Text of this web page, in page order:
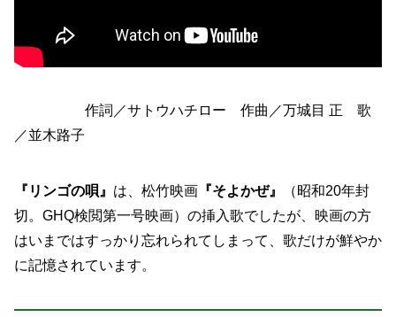
作詞／サトウハチロー 作曲 ／万城目 正 歌
／並木路子
『 リンゴの唄』 は、松竹映画 『そよかぜ』
（昭和20年封
切。GHQ検閲第一号映画）の挿入歌でしたが、映画の方
はいまではすっかり忘れられてしまって、歌だけが鮮やか
に記憶されています。